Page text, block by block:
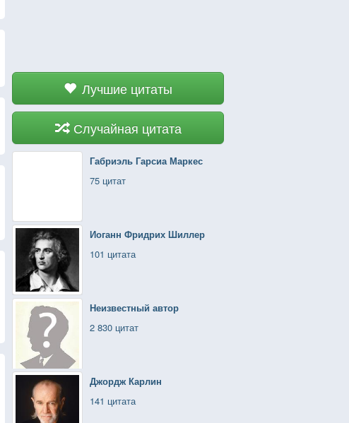
Лучшие цитаты
Случайная цитата
Габриэль Гарсиа Маркес
75 цитат
Иоганн Фридрих Шиллер
101 цитата
Неизвестный автор
2 830 цитат
Джордж Карлин
141 цитата